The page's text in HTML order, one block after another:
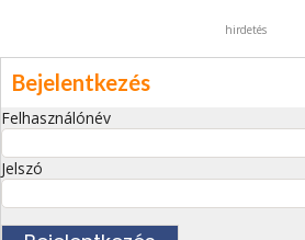
hirdetés
Bejelentkezés
Felhasználónév
Jelszó